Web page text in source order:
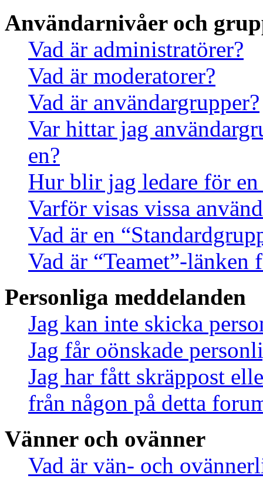
Användarnivåer och
Vad är administratörer?
Vad är moderatorer?
Vad är användargrupper?
Var hittar jag
en?
Hur blir jag ledare för en
Varför visas vissa
Vad är en
Vad är “Teamet”-länken
Personliga meddelanden
Jag kan inte skicka
Jag får oönskade
Jag har fått skräppost
från någon på detta
Vänner och ovänner
Vad är vän- och